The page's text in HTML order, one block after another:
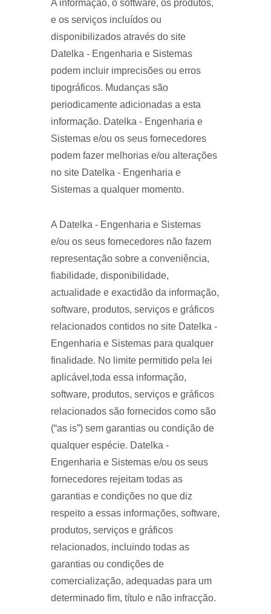
A informação, o software, os produtos,
e os serviços incluídos ou
disponibilizados através do site
Datelka - Engenharia e Sistemas
podem incluir imprecisões ou erros
tipográficos. Mudanças são
periodicamente adicionadas a esta
informação. Datelka - Engenharia e
Sistemas e/ou os seus fornecedores
podem fazer melhorias e/ou alterações
no site Datelka - Engenharia e
Sistemas a qualquer momento.
A Datelka - Engenharia e Sistemas
e/ou os seus fornecedores não fazem
representação sobre a conveniência,
fiabilidade, disponibilidade,
actualidade e exactidão da informação,
software, produtos, serviços e gráficos
relacionados contidos no site Datelka -
Engenharia e Sistemas para qualquer
finalidade. No limite permitido pela lei
aplicável,toda essa informação,
software, produtos, serviços e gráficos
relacionados são fornecidos como são
(“as is”) sem garantias ou condição de
qualquer espécie. Datelka -
Engenharia e Sistemas e/ou os seus
fornecedores rejeitam todas as
garantias e condições no que diz
respeito a essas informações, software,
produtos, serviços e gráficos
relacionados, incluindo todas as
garantias ou condições de
comercialização, adequadas para um
determinado fim, título e não infracção.